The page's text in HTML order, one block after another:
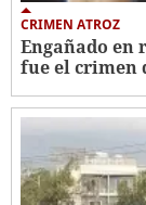
CRIMEN ATROZ
Engañado en
fue el crimen